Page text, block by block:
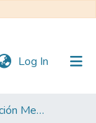
Log In (current)
Maestría en Educación Mención en Pedagogía en Entornos Digitales